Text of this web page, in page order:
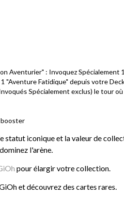
Aventurier" : Invoquez
"Aventure Fatidique" depuis votre
Spécialement exclus) le tour
booster
statut iconique et la valeur de
l'arène.
pour élargir votre collection.
et découvrez des cartes rares.